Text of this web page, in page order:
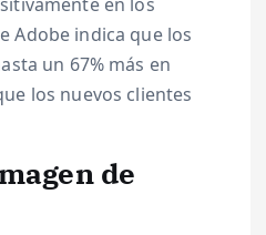
Adobe indica que los
un 67% más en
los nuevos clientes
de